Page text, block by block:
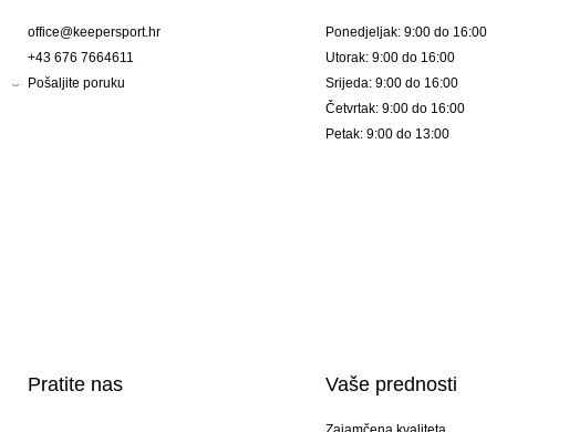
office@keepersport.hr
+43 676 7664611
Pošaljite poruku
Ponedjeljak: 9:00 do 16:00
Utorak: 9:00 do 16:00
Srijeda: 9:00 do 16:00
Četvrtak: 9:00 do 16:00
Petak: 9:00 do 13:00
Pratite nas Vaše prednosti